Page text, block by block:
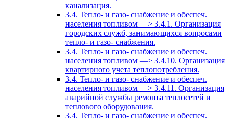
канализация.
3.4. Тепло- и газо- снабжение и обеспеч.
населения топливом —> 3.4.1. Организация
городских служб, занимающихся вопросами
тепло- и газо- снабжения.
3.4. Тепло- и газо- снабжение и обеспеч.
населения топливом —> 3.4.10. Организация
квартирного учета теплопотребления.
3.4. Тепло- и газо- снабжение и обеспеч.
населения топливом —> 3.4.11. Организация
аварийной службы ремонта теплосетей и
теплового оборудования.
3.4. Тепло- и газо- снабжение и обеспеч.